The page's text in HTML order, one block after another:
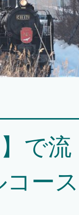
で流
ース